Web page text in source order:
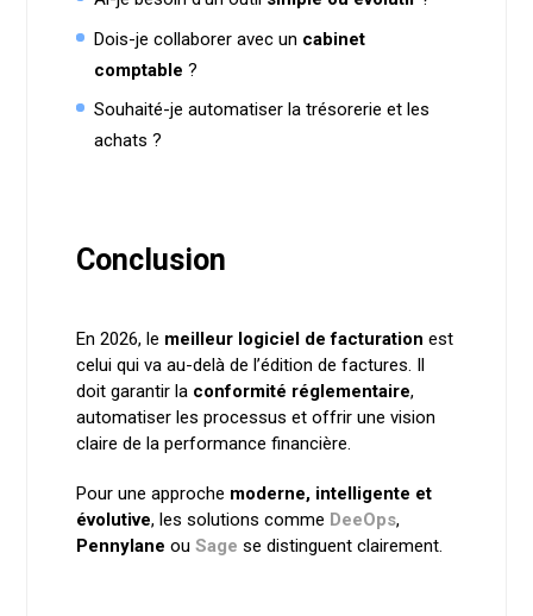
Dois-je collaborer avec un cabinet
comptable ?
Souhaité-je automatiser la trésorerie et les
achats ?
Conclusion
En 2026, le meilleur logiciel de facturation est
celui qui va au-delà de l’édition de factures. Il
doit garantir la conformité réglementaire,
automatiser les processus et offrir une vision
claire de la performance financière.
Pour une approche moderne, intelligente et
évolutive, les solutions comme DeeOps,
Pennylane ou Sage se distinguent clairement.